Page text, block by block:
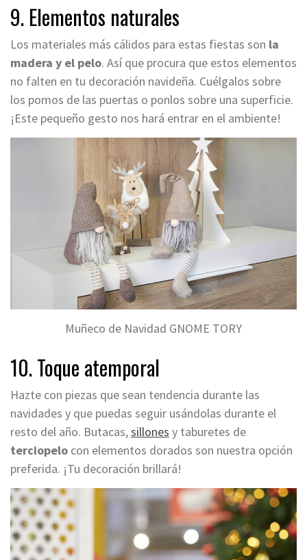
9. Elementos naturales
Los materiales más cálidos para estas fiestas son la
madera y el pelo. Así que procura que estos elementos
no falten en tu decoración navideña. Cuélgalos sobre
los pomos de las puertas o ponlos sobre una superficie.
¡Este pequeño gesto nos hará entrar en el ambiente!
Muñeco de Navidad GNOME TORY
10. Toque atemporal
Hazte con piezas que sean tendencia durante las
navidades y que puedas seguir usándolas durante el
resto del año. Butacas,sillones y taburetes de
terciopelo con elementos dorados son nuestra opción
preferida. ¡Tu decoración brillará!